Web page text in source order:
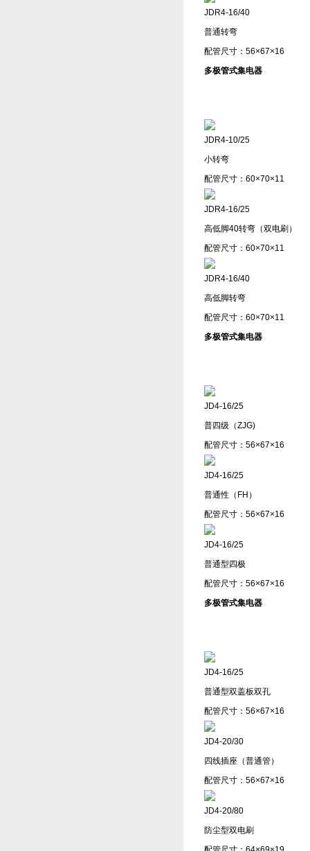
JDR4-16/40
普通转弯
配管尺寸：56×67×16
多极管式集电器
JDR4-10/25
小转弯
配管尺寸：60×70×11
JDR4-16/25
高低脚40转弯（双电刷）
配管尺寸：60×70×11
JDR4-16/40
高低脚转弯
配管尺寸：60×70×11
多极管式集电器
JD4-16/25
普四级（ZJG)
配管尺寸：56×67×16
JD4-16/25
普通性（FH）
配管尺寸：56×67×16
JD4-16/25
普通型四极
配管尺寸：56×67×16
多极管式集电器
JD4-16/25
普通型双盖板双孔
配管尺寸：56×67×16
JD4-20/30
四线插座（普通管）
配管尺寸：56×67×16
JD4-20/80
防尘型双电刷